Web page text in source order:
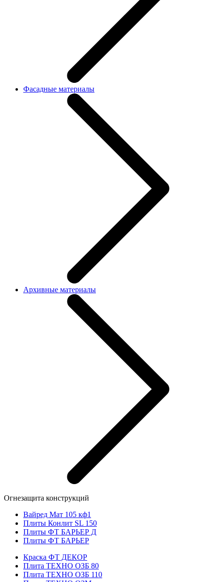
Фасадные материалы
Архивные материалы
Огнезащита конструкций
Вайред Мат 105 кф1
Плиты Конлит SL 150
Плиты ФТ БАРЬЕР Д
Плиты ФТ БАРЬЕР
Краска ФТ ДЕКОР
Плита ТЕХНО ОЗБ 80
Плита ТЕХНО ОЗБ 110